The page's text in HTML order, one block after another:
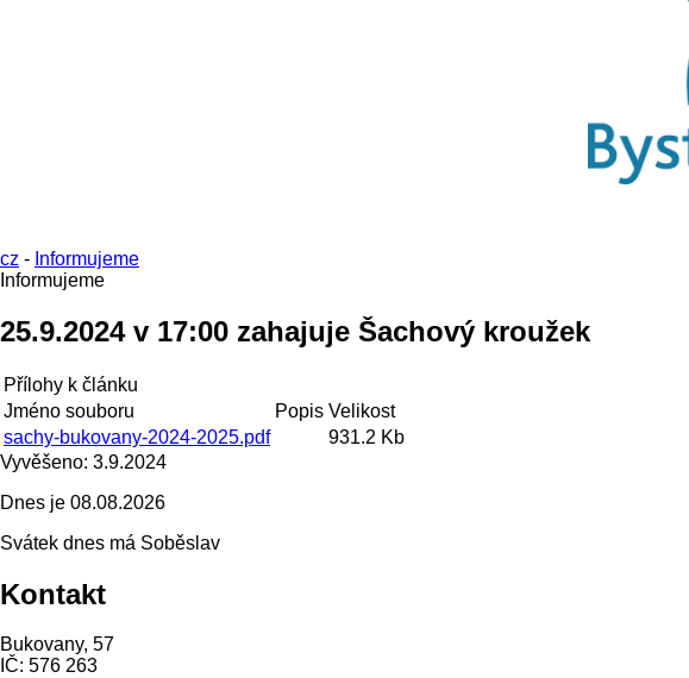
cz - Informujeme
Informujeme
25.9.2024 v 17:00 zahajuje Šachový kroužek
Přílohy k článku
Jméno souboru
Popis Velikost
sachy-bukovany-2024-2025.pdf
931.2 Kb
Vyvěšeno: 3.9.2024
Dnes je 08.08.2026
Svátek dnes má Soběslav
Kontakt
Bukovany, 57
IČ: 576 263